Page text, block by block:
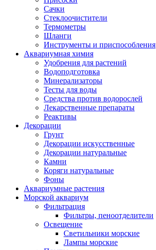
Сачки
Стеклоочистители
Термометры
Шланги
Инструменты и приспособления
Аквариумная химия
Удобрения для растений
Водоподготовка
Минерализаторы
Тесты для воды
Средства против водорослей
Лекарственные препараты
Реактивы
Декорации
Грунт
Декорации искусственные
Декорации натуральные
Камни
Коряги натуральные
Фоны
Аквариумные растения
Морской аквариум
Фильтрация
Фильтры, пеноотделители
Освещение
Светильники морские
Лампы морские